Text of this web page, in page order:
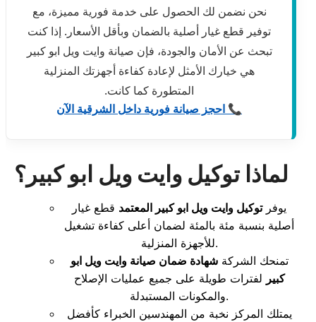
نحن نضمن لك الحصول على خدمة فورية مميزة، مع
توفير قطع غيار أصلية بالضمان وبأقل الأسعار. إذا كنت
تبحث عن الأمان والجودة، فإن صيانة وايت ويل ابو كبير
هي خيارك الأمثل لإعادة كفاءة أجهزتك المنزلية
المتطورة كما كانت.
📞 احجز صيانة فورية داخل الشرقية الآن
لماذا توكيل وايت ويل ابو كبير؟
يوفرتوكيل وايت ويل ابو كبير المعتمد قطع غيار
أصلية بنسبة مئة بالمئة لضمان أعلى كفاءة تشغيل
للأجهزة المنزلية.
تمنحك الشركةشهادة ضمان صيانة وايت ويل ابو
كبير لفترات طويلة على جميع عمليات الإصلاح
والمكونات المستبدلة.
يمتلك المركز نخبة من المهندسين الخبراء كأفضل